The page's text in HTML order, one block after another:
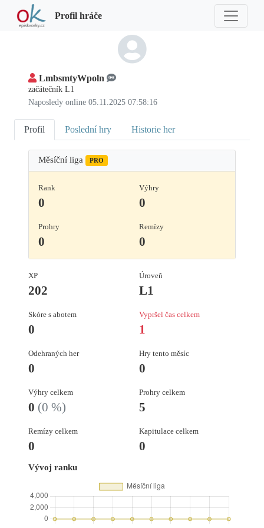
Profil hráče
LmbsmtyWpoln
začátečník L1
Naposledy online 05.11.2025 07:58:16
Profil Poslední hry Historie her
Měsíční liga PRO
Rank
0
Výhry
0
Prohry
0
Remízy
0
XP
202
Úroveň
L1
Skóre s abotem
0
Vypršel čas celkem
1
Odehraných her
0
Hry tento měsíc
0
Výhry celkem
0 (0 %)
Prohry celkem
5
Remízy celkem
0
Kapitulace celkem
0
Vývoj ranku